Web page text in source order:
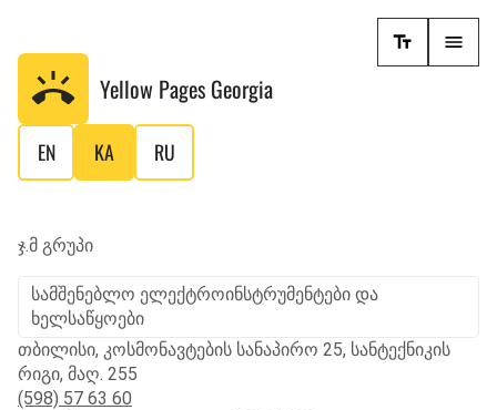
Yellow Pages Georgia
EN KA RU
ჯ.მ გრუპი
სამშენებლო ელექტროინსტრუმენტები და
ხელსაწყოები
თბილისი, კოსმონავტების სანაპირო 25, სანტექნიკის
რიგი, მაღ. 255
(598) 57 63 60